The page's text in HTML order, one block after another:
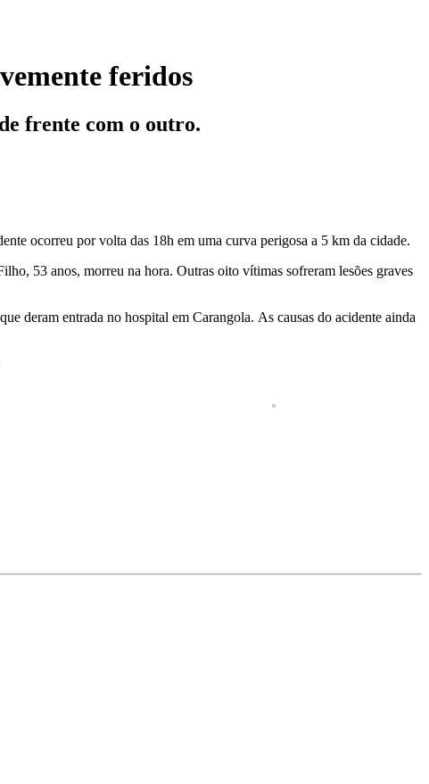
feridos
frente com o outro.
ocorreu por volta das 18h em uma curva perigosa a 5 km da cidade.
53 anos, morreu na hora. Outras oito vítimas sofreram lesões graves
deram entrada no hospital em Carangola. As causas do acidente ainda